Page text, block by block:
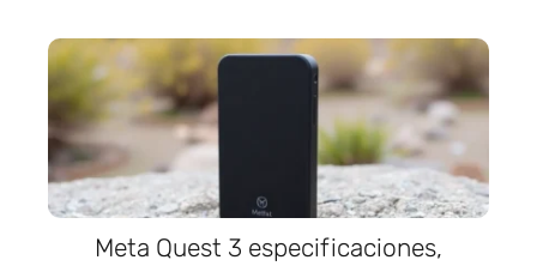
Meta Quest 3 especificaciones,